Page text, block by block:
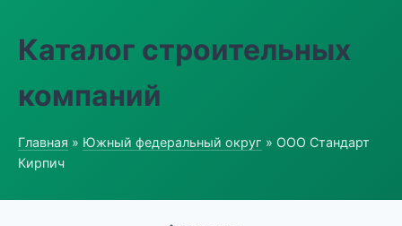
Каталог строительных
компаний
Главная » Южный федеральный округ » ООО Стандарт
Кирпич